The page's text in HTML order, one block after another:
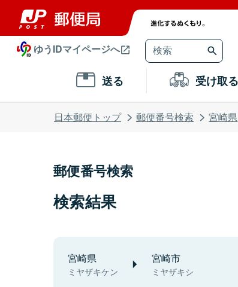
ゆうIDマイページへ
送る 受け取る
日本郵便トップ 郵便番号検索 宮崎県
郵便番号検索
検索結果
宮崎県
ミヤザキケン
宮崎市
ミヤザキシ